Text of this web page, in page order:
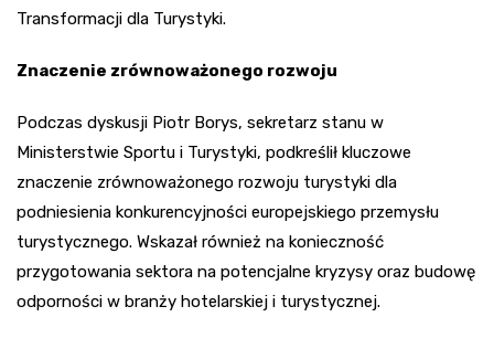
Transformacji dla Turystyki.
Znaczenie zrównoważonego rozwoju
Podczas dyskusji Piotr Borys, sekretarz stanu w
Ministerstwie Sportu i Turystyki, podkreślił kluczowe
znaczenie zrównoważonego rozwoju turystyki dla
podniesienia konkurencyjności europejskiego przemysłu
turystycznego. Wskazał również na konieczność
przygotowania sektora na potencjalne kryzysy oraz budowę
odporności w branży hotelarskiej i turystycznej.